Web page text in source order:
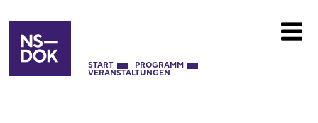
START PROGRAMM
VERANSTALTUNGEN